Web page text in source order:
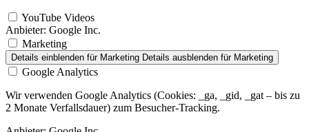
YouTube Videos
Anbieter: Google Inc.
Marketing
Details einblenden für Marketing Details ausblenden für Marketing
Google Analytics
Wir verwenden Google Analytics (Cookies: _ga, _gid, _gat – bis zu
2 Monate Verfallsdauer) zum Besucher-Tracking.